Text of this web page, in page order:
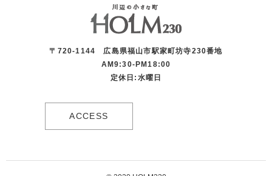
〒720-1144 広島県福山市駅家町坊寺230番地
AM9:30-PM18:00
定休日:水曜日
ACCESS